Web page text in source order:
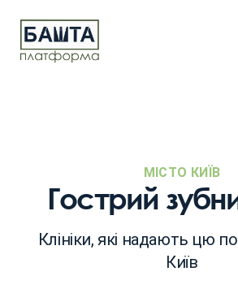
МІСТО КИЇВ
Гострий
Клініки, які надають цю
Київ